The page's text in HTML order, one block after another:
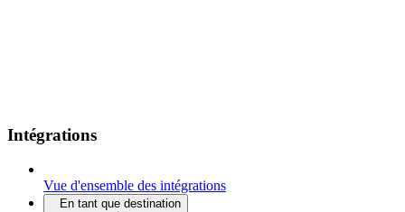
Intégrations
Vue d'ensemble des intégrations
En tant que destination